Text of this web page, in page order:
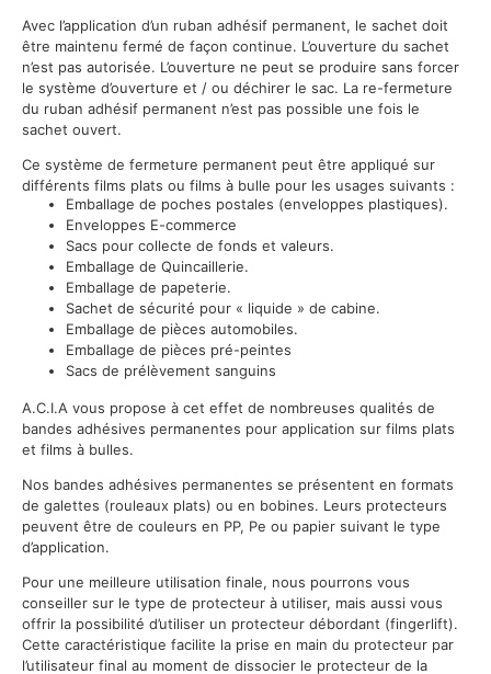
Avec l’application d’un ruban adhésif permanent, le sachet doit
être maintenu fermé de façon continue. L’ouverture du sachet
n’est pas autorisée. L’ouverture ne peut se produire sans forcer
le système d’ouverture et / ou déchirer le sac. La re-fermeture
du ruban adhésif permanent n’est pas possible une fois le
sachet ouvert.
Ce système de fermeture permanent peut être appliqué sur
différents films plats ou films à bulle pour les usages suivants :
Emballage de poches postales (enveloppes plastiques).
Enveloppes E-commerce
Sacs pour collecte de fonds et valeurs.
Emballage de Quincaillerie.
Emballage de papeterie.
Sachet de sécurité pour « liquide » de cabine.
Emballage de pièces automobiles.
Emballage de pièces pré-peintes
Sacs de prélèvement sanguins
A.C.I.A vous propose à cet effet de nombreuses qualités de
bandes adhésives permanentes pour application sur films plats
et films à bulles.
Nos bandes adhésives permanentes se présentent en formats
de galettes (rouleaux plats) ou en bobines. Leurs protecteurs
peuvent être de couleurs en PP, Pe ou papier suivant le type
d’application.
Pour une meilleure utilisation finale, nous pourrons vous
conseiller sur le type de protecteur à utiliser, mais aussi vous
offrir la possibilité d’utiliser un protecteur débordant (fingerlift).
Cette caractéristique facilite la prise en main du protecteur par
l’utilisateur final au moment de dissocier le protecteur de la